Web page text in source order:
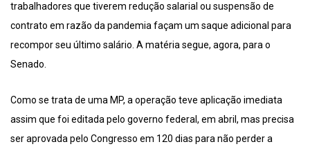
trabalhadores que tiverem redução salarial ou suspensão de
contrato em razão da pandemia façam um saque adicional para
recompor seu último salário. A matéria segue, agora, para o
Senado.
Como se trata de uma MP, a operação teve aplicação imediata
assim que foi editada pelo governo federal, em abril, mas precisa
ser aprovada pelo Congresso em 120 dias para não perder a